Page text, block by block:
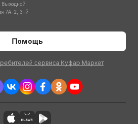
7А-2, 3-й
Помощь
сервиса Куфар Маркет